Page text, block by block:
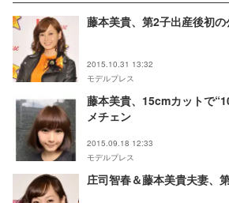
藤本美貴、第2子出産後初
2015.10.31 13:32
モデルプレス
藤本美貴、15cmカットで
メチェン
2015.09.18 12:33
モデルプレス
庄司智春＆藤本美貴夫妻、